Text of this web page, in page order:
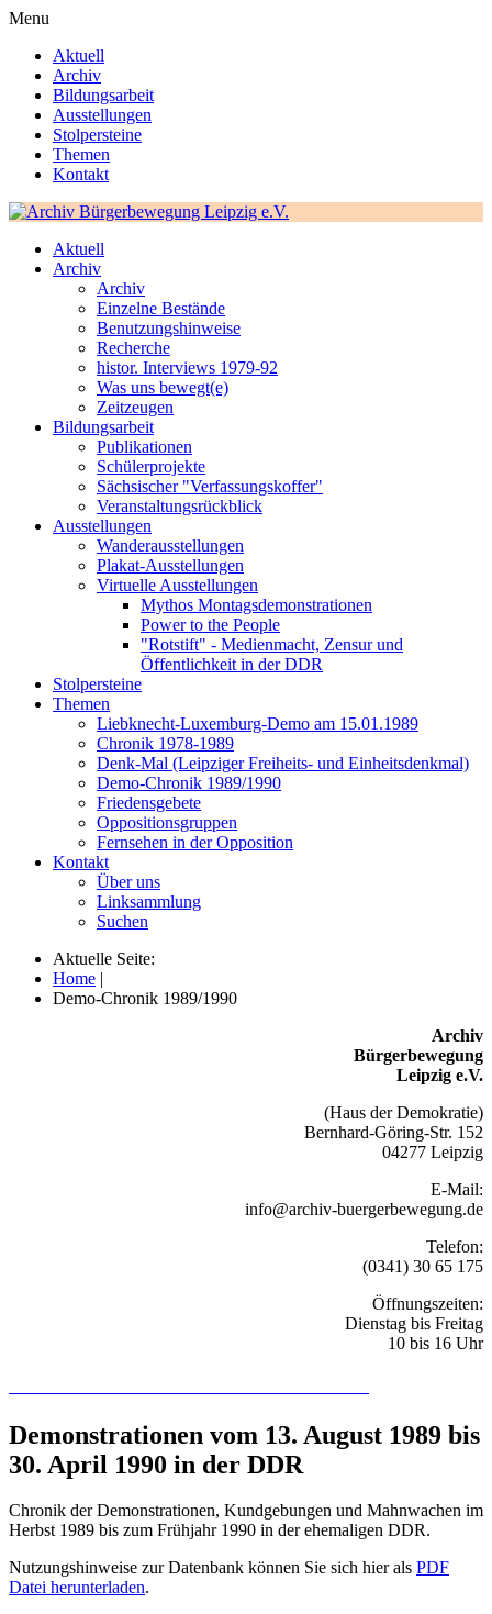
Menu
Aktuell
Archiv
Bildungsarbeit
Ausstellungen
Stolpersteine
Themen
Kontakt
Aktuell
Archiv
Archiv
Einzelne Bestände
Benutzungshinweise
Recherche
histor. Interviews 1979-92
Was uns bewegt(e)
Zeitzeugen
Bildungsarbeit
Publikationen
Schülerprojekte
Sächsischer "Verfassungskoffer"
Veranstaltungsrückblick
Ausstellungen
Wanderausstellungen
Plakat-Ausstellungen
Virtuelle Ausstellungen
Mythos Montagsdemonstrationen
Power to the People
"Rotstift" - Medienmacht, Zensur und
Öffentlichkeit in der DDR
Stolpersteine
Themen
Liebknecht-Luxemburg-Demo am 15.01.1989
Chronik 1978-1989
Denk-Mal (Leipziger Freiheits- und Einheitsdenkmal)
Demo-Chronik 1989/1990
Friedensgebete
Oppositionsgruppen
Fernsehen in der Opposition
Kontakt
Über uns
Linksammlung
Suchen
Aktuelle Seite:
Home |
Demo-Chronik 1989/1990
Archiv
Bürgerbewegung
Leipzig e.V.
(Haus der Demokratie)
Bernhard-Göring-Str. 152
04277 Leipzig
E-Mail:
info@archiv-buergerbewegung.de
Telefon:
(0341) 30 65 175
Öffnungszeiten:
Dienstag bis Freitag
10 bis 16 Uhr
Demonstrationen vom 13. August 1989 bis
30. April 1990 in der DDR
Chronik der Demonstrationen, Kundgebungen und Mahnwachen im
Herbst 1989 bis zum Frühjahr 1990 in der ehemaligen DDR.
Nutzungshinweise zur Datenbank können Sie sich hier als PDF
Datei herunterladen.